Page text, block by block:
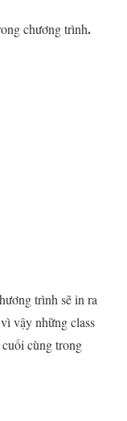
chương trình.
trình sẽ in ra
vậy những class
cùng trong